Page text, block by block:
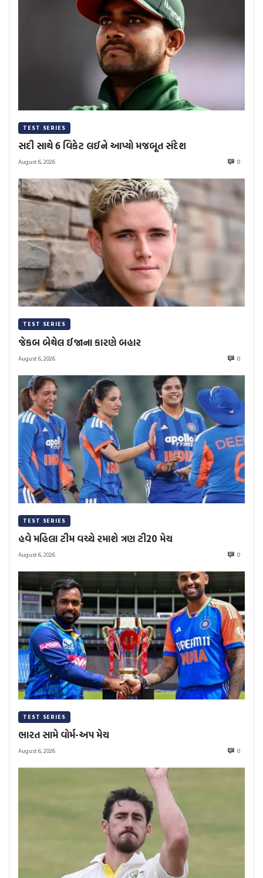
TEST SERIES
સદી સાથે 6 વિકેટ લઈને આપ્યો મજબૂત સંદેશ
August 6, 2026 0
TEST SERIES
જેકબ બેથેલ ઈજાના કારણે બહાર
August 6, 2026 0
TEST SERIES
હવે મહિલા ટીમ વચ્ચે રમાશે ત્રણ ટી20 મેચ
August 6, 2026 0
TEST SERIES
ભારત સામે વોર્મ-અપ મેચ
August 6, 2026 0